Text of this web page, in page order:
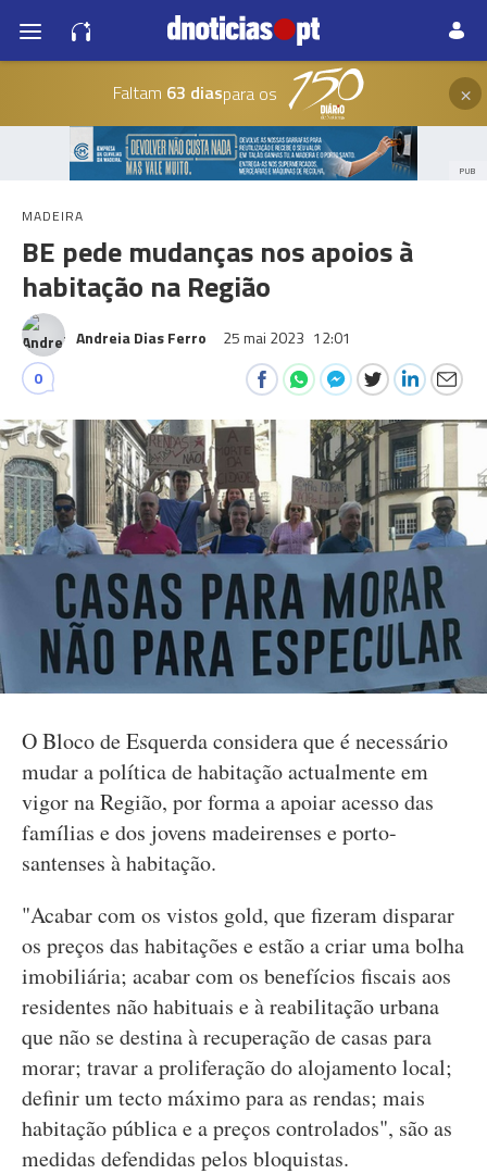
Faltam 63 diaspara os ×
PUB
MADEIRA
BE pede mudanças nos apoios à
habitação na Região
Andreia Dias Ferro 25 mai 2023 12:01
0
O Bloco de Esquerda considera que é necessário
mudar a política de habitação actualmente em
vigor na Região, por forma a apoiar acesso das
famílias e dos jovens madeirenses e porto-
santenses à habitação.
"Acabar com os vistos gold, que fizeram disparar
os preços das habitações e estão a criar uma bolha
imobiliária; acabar com os benefícios fiscais aos
residentes não habituais e à reabilitação urbana
que não se destina à recuperação de casas para
morar; travar a proliferação do alojamento local;
definir um tecto máximo para as rendas; mais
habitação pública e a preços controlados", são as
medidas defendidas pelos bloquistas.